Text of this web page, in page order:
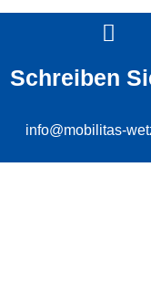
Schreiben
info@mobilitas-